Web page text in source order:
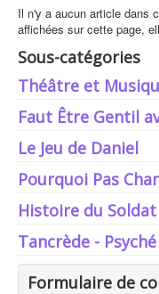
Le livre du
Compléments du livre
Vous êtes ici : Accueil
Musicales
Il n'y a aucun article dans
affichées sur cette page,
Sous-catégories
Théâtre et
Faut Être Gentil
Le Jeu de Daniel
Pourquoi Pas
Histoire du Soldat
Tancrède - Psyché
Formulaire de